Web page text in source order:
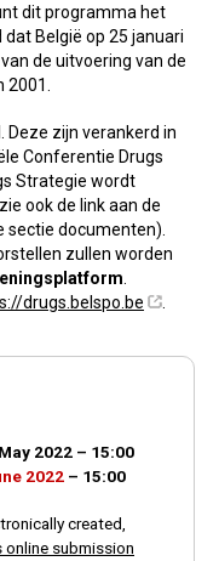
dit programma het
België op 25 januari
de uitvoering van de
2001.
Deze zijn verankerd in
Conferentie Drugs
Strategie wordt
ook de link aan de
sectie documenten).
zullen worden
.
drugs.belspo.be .
2022 – 15:00
2022 – 15:00
created,
online submission